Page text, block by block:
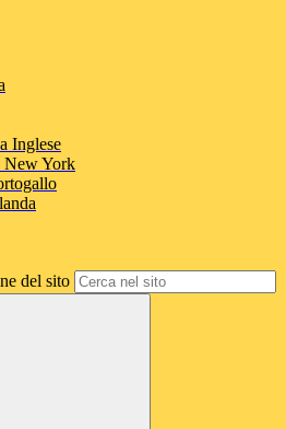
Inglese
New York
del sito